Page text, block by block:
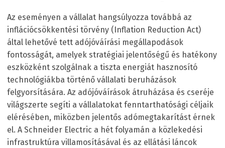
Az eseményen a vállalat hangsúlyozza továbbá az
inflációcsökkentési törvény (Inflation Reduction Act)
által lehetővé tett adójóváírási megállapodások
fontosságát, amelyek stratégiai jelentőségű és hatékony
eszközként szolgálnak a tiszta energiát hasznosító
technológiákba történő vállalati beruházások
felgyorsítására. Az adójóváírások átruházása és cseréje
világszerte segíti a vállalatokat fenntarthatósági céljaik
elérésében, miközben jelentős adómegtakarítást érnek
el. A Schneider Electric a hét folyamán a közlekedési
infrastruktúra villamosításával és az ellátási láncok